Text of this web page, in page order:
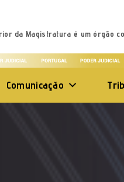
da Magistratura é um órgão
Comunicação